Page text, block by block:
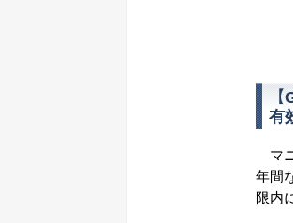
有
マ
年間
限内